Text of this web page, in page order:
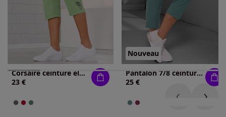
Corsaire ceinture élastique confortable
23 €
Nouveau
Pantalon 7/8 ceinture élastique confortable
25 €